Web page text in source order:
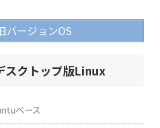
バージョンOS
スクトップ版Linux
ベース